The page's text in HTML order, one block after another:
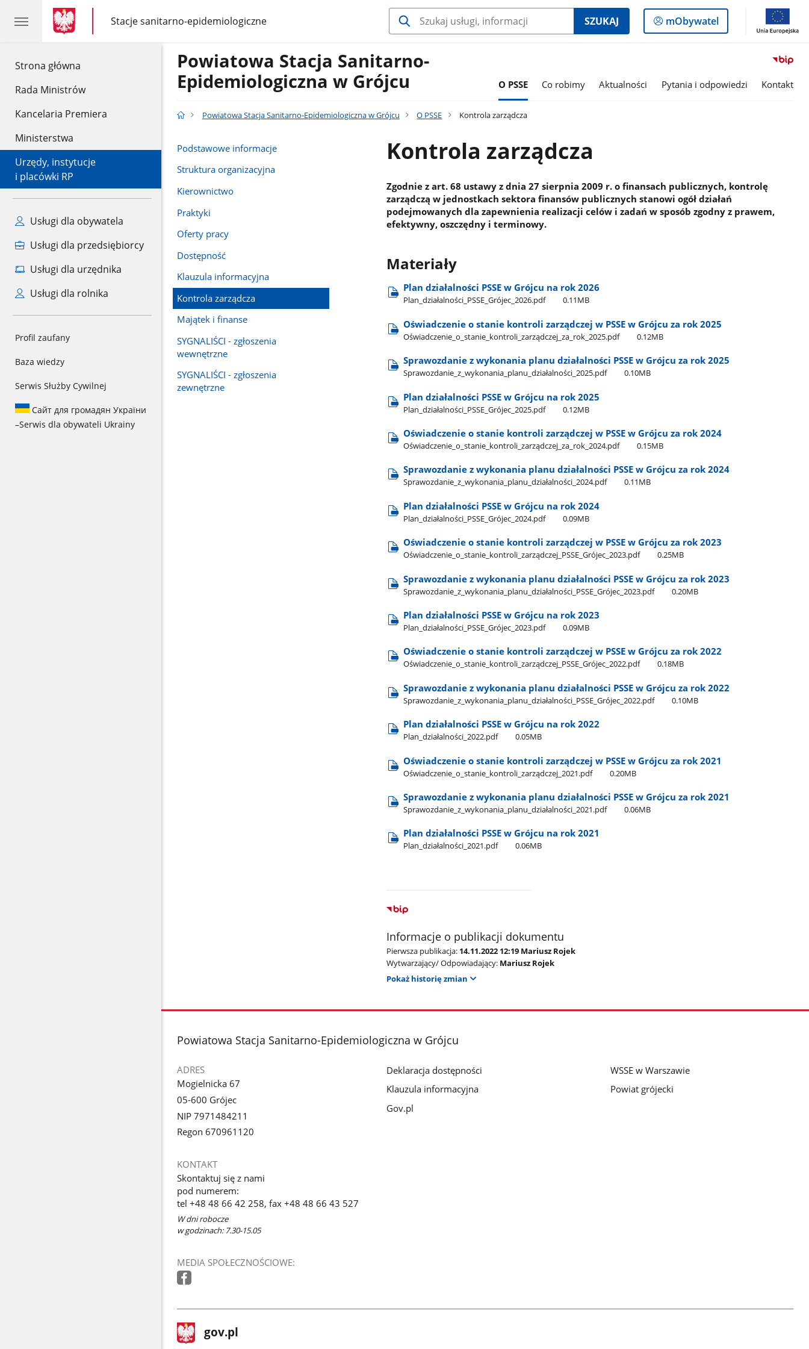
Strona główna
Rada Ministrów
Kancelaria Premiera
Ministerstwa
Urzędy, instytucje
i placówki RP
Usługi dla obywatela
Usługi dla przedsiębiorcy
Usługi dla urzędnika
Usługi dla rolnika
Profil zaufany
Baza wiedzy
Serwis Służby Cywilnej
Сайт для громадян України
–Serwis dla obywateli Ukrainy
gov.pl
gov.pl
Stacje sanitarno-epidemiologiczne
gov.pl
Stacje
sanitarno-
epidemiologiczne
SZUKAJ
Logowanie
do
mObywatel
Powiatowa Stacja Sanitarno-
Epidemiologiczna w Grójcu
O PSSE Co robimy Aktualności Pytania i odpowiedzi Kontakt
Powiatowa Stacja Sanitarno-Epidemiologiczna w Grójcu O PSSE Kontrola zarządcza
Podstawowe informacje
Struktura organizacyjna
Kierownictwo
Praktyki
Oferty pracy
Dostępność
Klauzula informacyjna
Kontrola zarządcza
Majątek i finanse
SYGNALIŚCI - zgłoszenia
wewnętrzne
SYGNALIŚCI - zgłoszenia
zewnętrzne
Kontrola zarządcza
Zgodnie z art. 68 ustawy z dnia 27 sierpnia 2009 r. o finansach publicznych, kontrolę
zarządczą w jednostkach sektora finansów publicznych stanowi ogół działań
podejmowanych dla zapewnienia realizacji celów i zadań w sposób zgodny z prawem,
efektywny, oszczędny i terminowy.
Materiały
Plan działalności PSSE w Grójcu na rok 2026
Plan​_działalności​_PSSE​_Grójec​_2026.pdf 0.11MB
Oświadczenie o stanie kontroli zarządczej w PSSE w Grójcu za rok 2025
Oświadczenie​_o​_stanie​_kontroli​_zarządczej​_za​_rok​_2025.pdf 0.12MB
Sprawozdanie z wykonania planu działalności PSSE w Grójcu za rok 2025
Sprawozdanie​_z​_wykonania​_planu​_działalności​_2025.pdf 0.10MB
Plan działalności PSSE w Grójcu na rok 2025
Plan​_działalności​_PSSE​_Grójec​_2025.pdf 0.12MB
Oświadczenie o stanie kontroli zarządczej w PSSE w Grójcu za rok 2024
Oświadczenie​_o​_stanie​_kontroli​_zarządczej​_za​_rok​_2024.pdf 0.15MB
Sprawozdanie z wykonania planu działalności PSSE w Grójcu za rok 2024
Sprawozdanie​_z​_wykonania​_planu​_działalności​_2024.pdf 0.11MB
Plan działalności PSSE w Grójcu na rok 2024
Plan​_działalności​_PSSE​_Grójec​_2024.pdf 0.09MB
Oświadczenie o stanie kontroli zarządczej w PSSE w Grójcu za rok 2023
Oświadczenie​_o​_stanie​_kontroli​_zarządczej​_PSSE​_Grójec​_2023.pdf 0.25MB
Sprawozdanie z wykonania planu działalności PSSE w Grójcu za rok 2023
Sprawozdanie​_z​_wykonania​_planu​_działalności​_PSSE​_Grójec​_2023.pdf 0.20MB
Plan działalności PSSE w Grójcu na rok 2023
Plan​_działalności​_PSSE​_Grójec​_2023.pdf 0.09MB
Oświadczenie o stanie kontroli zarządczej w PSSE w Grójcu za rok 2022
Oświadczenie​_o​_stanie​_kontroli​_zarządczej​_PSSE​_Grójec​_2022.pdf 0.18MB
Sprawozdanie z wykonania planu działalności PSSE w Grójcu za rok 2022
Sprawozdanie​_z​_wykonania​_planu​_działalności​_PSSE​_Grójec​_2022.pdf 0.10MB
Plan działalności PSSE w Grójcu na rok 2022
Plan​_działalności​_2022.pdf 0.05MB
Oświadczenie o stanie kontroli zarządczej w PSSE w Grójcu za rok 2021
Oświadczenie​_o​_stanie​_kontroli​_zarządczej​_2021.pdf 0.20MB
Sprawozdanie z wykonania planu działalności PSSE w Grójcu za rok 2021
Sprawozdanie​_z​_wykonania​_planu​_działalności​_2021.pdf 0.06MB
Plan działalności PSSE w Grójcu na rok 2021
Plan​_działalności​_2021.pdf 0.06MB
Informacje o publikacji dokumentu
Pierwsza publikacja: 14.11.2022 12:19 Mariusz Rojek
Wytwarzający/ Odpowiadający: Mariusz Rojek
Pokaż historię zmian
stopka
Powiatowa Stacja Sanitarno-Epidemiologiczna w Grójcu
ADRES
Mogielnicka 67
05-600 Grójec
NIP 7971484211
Regon 670961120
KONTAKT
Skontaktuj się z nami
pod numerem:
tel +48 48 66 42 258, fax +48 48 66 43 527
W dni robocze
w godzinach: 7.30-15.05
MEDIA SPOŁECZNOŚCIOWE:
Deklaracja dostępności
Klauzula informacyjna
Gov.pl
WSSE w Warszawie
Powiat grójecki
stopka
gov.pl Strona
gov.pl